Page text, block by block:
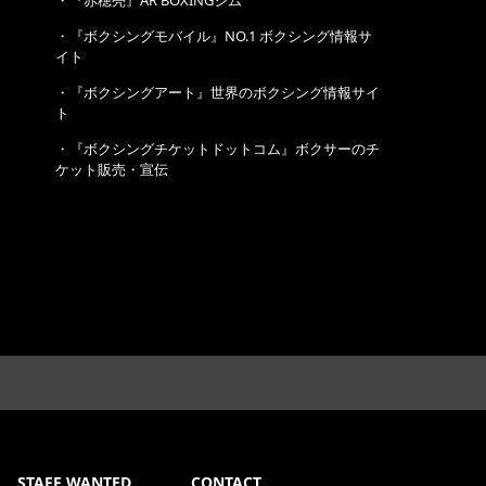
・
『ボクシングモバイル』NO.1 ボクシング情報サ
イト
・
『ボクシングアート』世界のボクシング情報サイ
ト
・
『ボクシングチケットドットコム』ボクサーのチ
ケット販売・宣伝